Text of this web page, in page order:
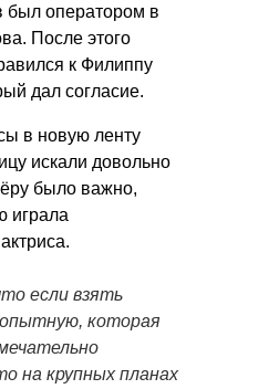
был оператором в
После этого
к Филиппу
дал согласие.
в новую ленту
искали довольно
было важно,
играла
если взять
которая
на крупных планах